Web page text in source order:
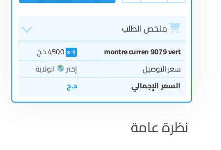
ملخص الطلب
montre curren 9079 vert
1
4500د.ج
سعر التوصيل
إختر
الولاية
السعر الإجمالي
د.ج
نظرة عامة